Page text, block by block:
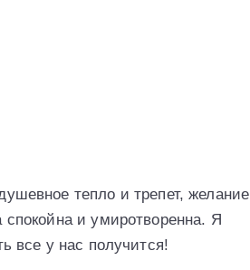
тепло и трепет, желание
и умиротворенна. Я
все у нас получится!